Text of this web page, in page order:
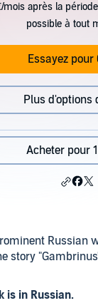
mois après la
possible à tout
Essayez pour
Plus d'options
Acheter pour
Russian
story
is in Russian.